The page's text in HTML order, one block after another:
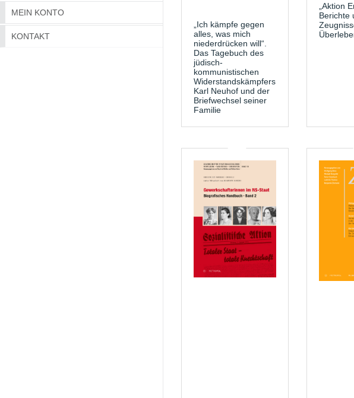
MEIN KONTO
KONTAKT
„Ich kämpfe gegen
alles, was mich
niederdrücken will“.
Das Tagebuch des
jüdisch-
kommunistischen
Widerstandskämpfers
Karl Neuhof und der
Briefwechsel seiner
Familie
„Aktion
Berichte